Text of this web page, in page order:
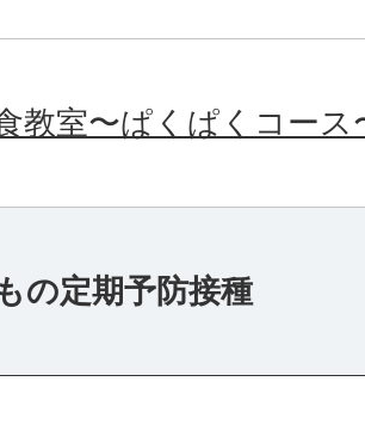
教室〜ぱくぱくコース
の定期予防接種